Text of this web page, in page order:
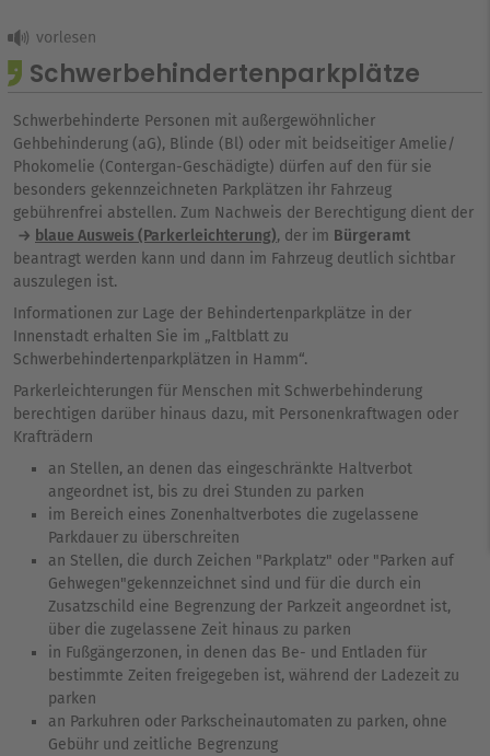
Schwerbehindertenparkplätze
Schwerbehinderte Personen mit außergewöhnlicher
Gehbehinderung (aG), Blinde (Bl) oder mit beidseitiger Amelie/
Phokomelie (Contergan-Geschädigte) dürfen auf den für sie
besonders gekennzeichneten Parkplätzen ihr Fahrzeug
gebührenfrei abstellen. Zum Nachweis der Berechtigung dient der
blaue Ausweis (Parkerleichterung), der im Bürgeramt
beantragt werden kann und dann im Fahrzeug deutlich sichtbar
auszulegen ist.
Informationen zur Lage der Behindertenparkplätze in der
Innenstadt erhalten Sie im „Faltblatt zu
Schwerbehindertenparkplätzen in Hamm“.
Parkerleichterungen für Menschen mit Schwerbehinderung
berechtigen darüber hinaus dazu, mit Personenkraftwagen oder
Krafträdern
an Stellen, an denen das eingeschränkte Haltverbot
angeordnet ist, bis zu drei Stunden zu parken
im Bereich eines Zonenhaltverbotes die zugelassene
Parkdauer zu überschreiten
an Stellen, die durch Zeichen "Parkplatz" oder "Parken auf
Gehwegen"gekennzeichnet sind und für die durch ein
Zusatzschild eine Begrenzung der Parkzeit angeordnet ist,
über die zugelassene Zeit hinaus zu parken
in Fußgängerzonen, in denen das Be- und Entladen für
bestimmte Zeiten freigegeben ist, während der Ladezeit zu
parken
an Parkuhren oder Parkscheinautomaten zu parken, ohne
Gebühr und zeitliche Begrenzung